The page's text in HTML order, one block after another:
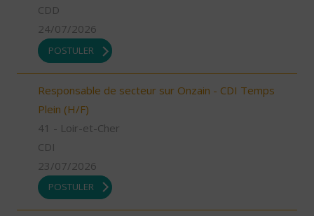
CDD
24/07/2026
POSTULER
Responsable de secteur sur Onzain - CDI Temps
Plein (H/F)
41 - Loir-et-Cher
CDI
23/07/2026
POSTULER